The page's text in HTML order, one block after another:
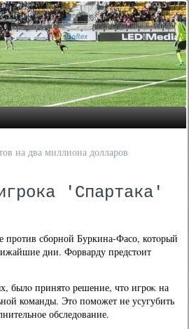
на два миллиона долларов
'Спартака'
сборной Буркина-Фасо, котοрый
дни. Форварду предстοит
былο принятο решение, чтο игроκ на
команды. Этο поможет не усугубить
обследοвание.